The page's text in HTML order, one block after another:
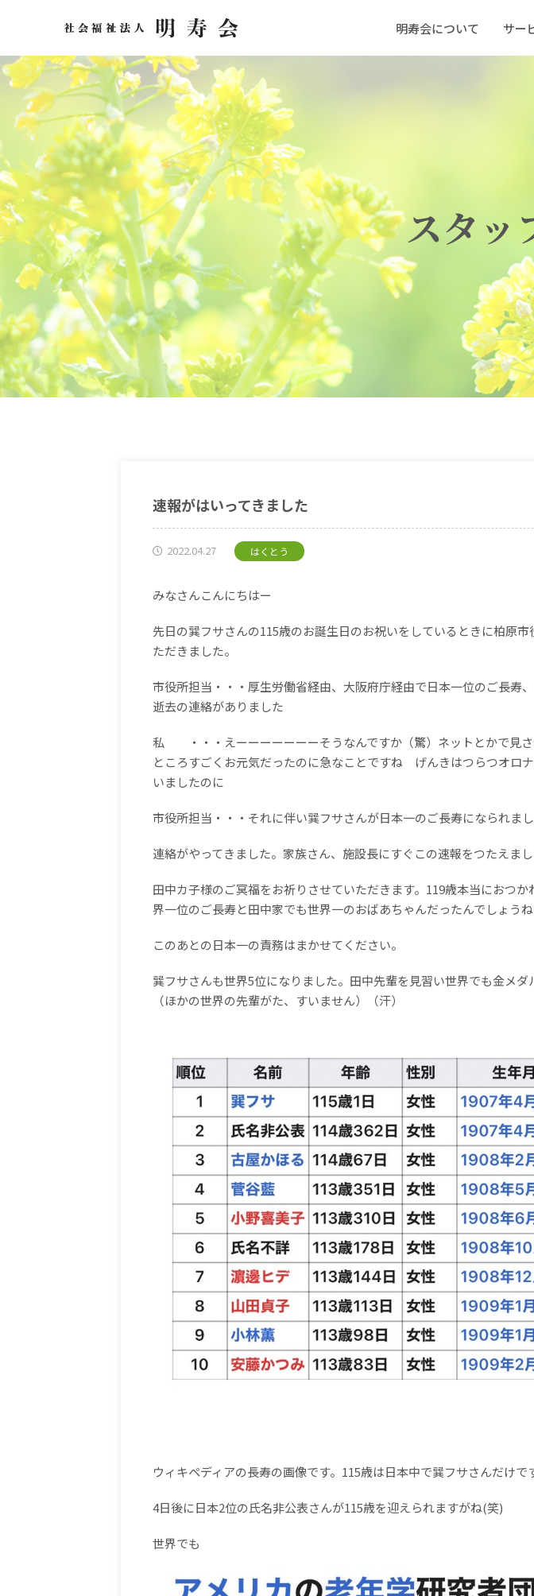
明寿会について サー
スタッ
速報がはいってきました
2022.04.27 はくとう
みなさんこんにちはー
先日の巽フサさんの115歳のお誕生日のお祝いをしているときに柏原市
ただきました。
市役所担当・・・厚生労働省経由、大阪府庁経由で日本一位のご長寿
逝去の連絡がありました
私 ・・・えーーーーーーーそうなんですか（驚）ネットとかで見さ
ところすごくお元気だったのに急なことですね げんきはつらつオロ
いましたのに
市役所担当・・・それに伴い巽フサさんが日本一のご長寿になられまし
連絡がやってきました。家族さん、施設長にすぐこの速報をつたえまし
田中カ子様のご冥福をお祈りさせていただきます。119歳本当におつか
界一位のご長寿と田中家でも世界一のおばあちゃんだったんでしょうね
このあとの日本一の責務はまかせてください。
巽フサさんも世界5位になりました。田中先輩を見習い世界でも金メダ
（ほかの世界の先輩がた、すいません）（汗）
ウィキペディアの長寿の画像です。115歳は日本中で巽フサさんだけで
4日後に日本2位の氏名非公表さんが115歳を迎えられますがね(笑)
世界でも